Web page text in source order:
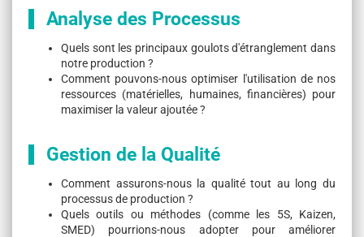
Analyse des Processus
Quels sont les principaux goulots d'étranglement dans
notre production ?
Comment pouvons-nous optimiser l'utilisation de nos
ressources (matérielles, humaines, financières) pour
maximiser la valeur ajoutée ?
Gestion de la Qualité
Comment assurons-nous la qualité tout au long du
processus de production ?
Quels outils ou méthodes (comme les 5S, Kaizen,
SMED) pourrions-nous adopter pour améliorer